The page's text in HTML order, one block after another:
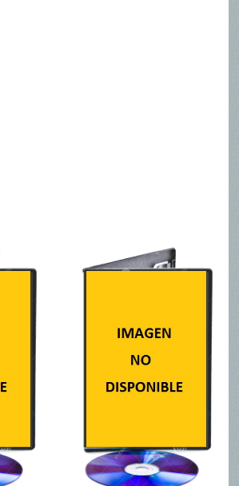
ven
y
Las andanzas de un grupo
de élite de combate Navy
consiste en rescatar a un
agente secreto de la CIA.